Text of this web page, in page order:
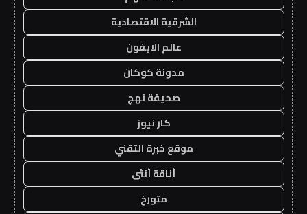
الشرقية الاقتصادية
عالم الايفون
مدونة كوكان
صحيفة نهج
كار نيوز
موقع خبرة التقني
أناقة أنثى
متورخ